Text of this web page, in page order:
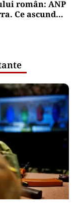
român: ANP
Ce ascund